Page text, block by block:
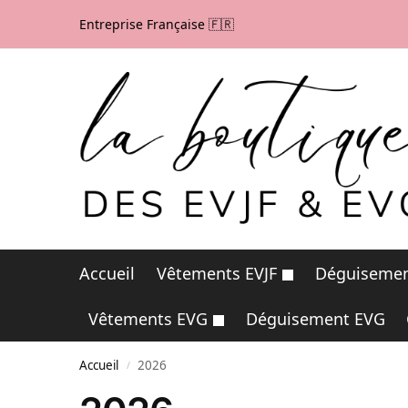
Entreprise Française 🇫🇷
Accueil Vêtements EVJF
Vêtements EVG Déguisement EVG
Accueil / 2026